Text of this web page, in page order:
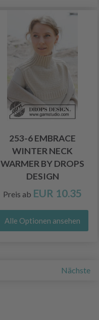
253-6 EMBRACE
WINTER NECK
WARMER BY DROPS
DESIGN
Preis ab EUR 10.35
Alle Optionen ansehen
Nächste